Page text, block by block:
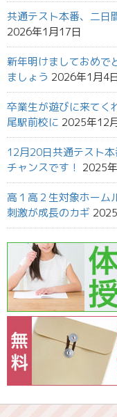
共通テスト本番、二日
2026年1月17日
新年明けましておめで
ましょう 2026年1月4
卒業生が遊びに来てく
尾駅前校に 2025年12
12月20日共通テスト
チャンスです！ 2025
高１高２生対象ホーム
刺激が成長のカギ